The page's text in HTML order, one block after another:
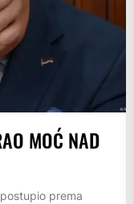
MOĆ NAD
prema